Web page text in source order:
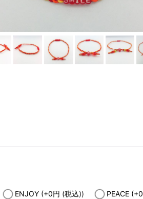
ENJOY (+0円 (税込)) PEACE (+0